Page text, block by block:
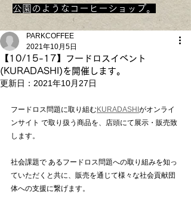
​公園のようなコーヒーショップ。
【10/15-17】フードロスイベント
(KURADASHI)を開催します。
PARKCOFFEE
2021年10月5日
更新日： 2021年10月27日
フードロス問題に取り組むKURADASHI がオンライ
ンサイト で取り扱う商品を、店頭にて展示・販売致
します。
社会課題で あるフードロス問題への取り組みを知っ
ていただくと共に、販売を通じて様々な社会貢献団
体への支援に繋げます。